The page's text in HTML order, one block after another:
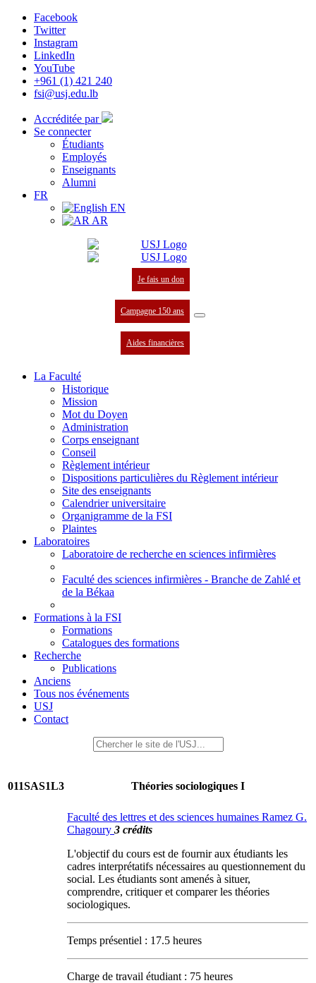
Facebook
Twitter
Instagram
LinkedIn
YouTube
+961 (1) 421 240
fsi@usj.edu.lb
Accréditée par
Se connecter
Étudiants
Employés
Enseignants
Alumni
FR
EN
AR
Je fais un don
Campagne 150 ans
Aides financières
La Faculté
Historique
Mission
Mot du Doyen
Administration
Corps enseignant
Conseil
Règlement intérieur
Dispositions particulières du Règlement intérieur
Site des enseignants
Calendrier universitaire
Organigramme de la FSI
Plaintes
Laboratoires
Laboratoire de recherche en sciences infirmières
Faculté des sciences infirmières - Branche de Zahlé et
de la Békaa
Formations à la FSI
Formations
Catalogues des formations
Recherche
Publications
Anciens
Tous nos événements
USJ
Contact
011SAS1L3 Théories sociologiques I
Faculté des lettres et des sciences humaines Ramez G.
Chagoury 3 crédits
L'objectif du cours est de fournir aux étudiants les
cadres interprétatifs nécessaires au questionnement du
social. Les étudiants sont amenés à situer,
comprendre, critiquer et comparer les théories
sociologiques.
Temps présentiel : 17.5 heures
Charge de travail étudiant : 75 heures